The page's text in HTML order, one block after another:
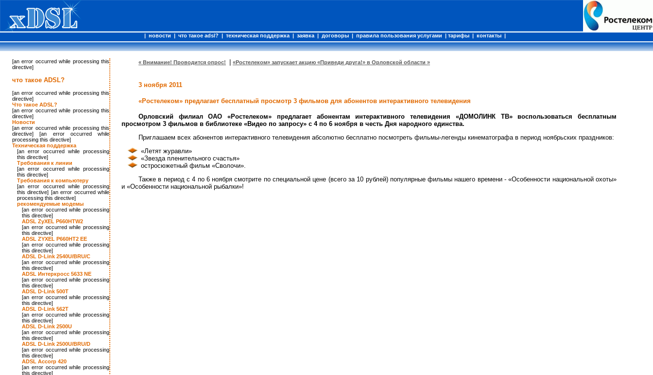
| новости | что такое adsl? | техническая поддержка | заявка | договоры | правила пользования услугами | тарифы | контакты |
[an error occurred while processing this
directive]
что такое ADSL?
[an error occurred while processing this
directive]
Что такое ADSL?
[an error occurred while processing this
directive]
Новости
[an error occurred while processing this
directive] [an error occurred while
processing this directive]
Техническая поддержка
[an error occurred while processing
this directive]
Требования к линии
[an error occurred while processing
this directive]
Требования к компьютеру
[an error occurred while processing
this directive] [an error occurred while
processing this directive]
рекомендуемые модемы
[an error occurred while processing
this directive]
ADSL ZyXEL P660HTW2
[an error occurred while processing
this directive]
ADSL ZYXEL P660HT2 EE
[an error occurred while processing
this directive]
ADSL D-Link 2540U/BRU/C
[an error occurred while processing
this directive]
ADSL Интеркросс 5633 NE
[an error occurred while processing
this directive]
ADSL D-Link 500T
[an error occurred while processing
this directive]
ADSL D-Link 562T
[an error occurred while processing
this directive]
ADSL D-Link 2500U
[an error occurred while processing
this directive]
ADSL D-Link 2500U/BRU/D
[an error occurred while processing
this directive]
ADSL Accorp 420
[an error occurred while processing
this directive]
« Внимание! Проводится опрос! «Ростелеком» запускает акцию «Приведи друга!» в Орловской области »
3 ноября 2011
«Ростелеком» предлагает бесплатный просмотр 3 фильмов для абонентов интерактивного телевидения
Орловский филиал ОАО «Ростелеком» предлагает абонентам интерактивного телевидения «ДОМОЛИНК ТВ» воспользоваться бесплатным
просмотром 3 фильмов в библиотеке «Видео по запросу» с 4 по 6 ноября в честь Дня народного единства.
Приглашаем всех абонентов интерактивного телевидения абсолютно бесплатно посмотреть фильмы-легенды кинематографа в период ноябрьских праздников:
«Летят журавли»
«Звезда пленительного счастья»
остросюжетный фильм «Сволочи».
Также в период с 4 по 6 ноября смотрите по специальной цене (всего за 10 рублей) популярные фильмы нашего времени - «Особенности национальной охоты»
и «Особенности национальной рыбалки»!